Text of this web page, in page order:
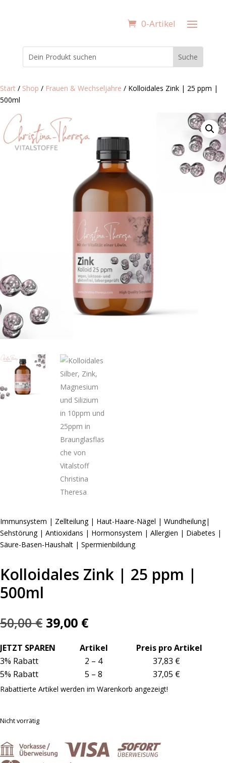
0-Artikel
Start / Shop / Frauen & Wechseljahre / Kolloidales Zink | 25 ppm |
500ml
Immunsystem | Zellteilung | Haut-Haare-Nägel | Wundheilung|
Sehstörung | Antioxidans | Hormonsystem | Allergien | Diabetes |
Säure-Basen-Haushalt | Spermienbildung
Kolloidales Zink | 25 ppm |
500ml
50,00€ Ursprünglicher
Preis
war:
50,00 €
39,00 €Aktueller
Preis
ist:
39,00 €.
JETZT SPAREN Artikel Preis pro Artikel
3% Rabatt 2 – 4 37,83 €
5% Rabatt 5 – 8 37,05 €
Rabattierte Artikel werden im Warenkorb angezeigt!
Nicht vorrätig